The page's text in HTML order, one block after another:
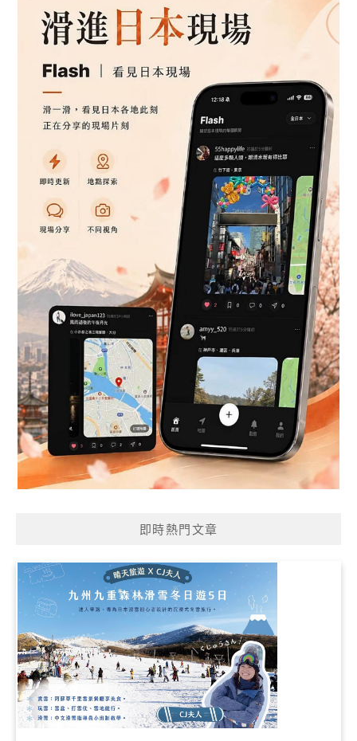
即時熱門文章